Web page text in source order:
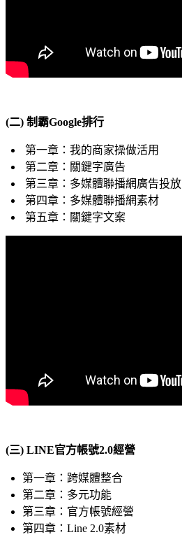
(二) 制霸Google排行
第一章：我的商家操做活用
第二章：關鍵字廣告
第三章：多媒體聯播網廣告投放
第四章：多媒體聯播網素材
第五章：關鍵字文案
(三) LINE官方帳號2.0經營
第一章：跨媒體整合
第二章：多元功能
第三章：官方帳號經營
第四章：Line 2.0素材